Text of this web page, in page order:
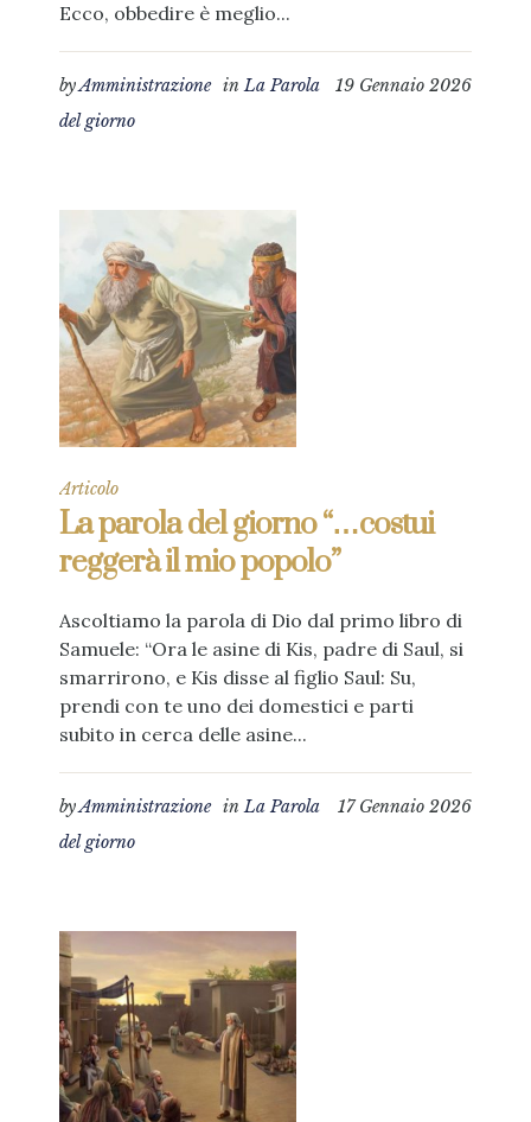
Ecco, obbedire è meglio...
19 Gennaio 2026
byAmministrazione inLa Parola
del giorno
Articolo
La parola del giorno “…costui
reggerà il mio popolo”
Ascoltiamo la parola di Dio dal primo libro di
Samuele: “Ora le asine di Kis, padre di Saul, si
smarrirono, e Kis disse al figlio Saul: Su,
prendi con te uno dei domestici e parti
subito in cerca delle asine...
17 Gennaio 2026
byAmministrazione inLa Parola
del giorno